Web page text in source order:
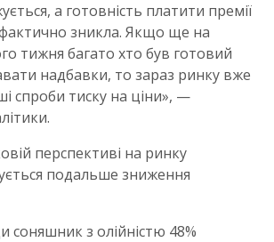
а готовність платити премії
зникла. Якщо ще на
тижня багато хто був готовий
надбавки, то зараз ринку вже
спроби тиску на ціни», —
перспективі на ринку
подальше зниження
соняшник з олійністю 48%